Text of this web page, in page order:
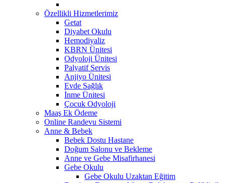
Özellikli Hizmetlerimiz
Getat
Diyabet Okulu
Hemodiyaliz
KBRN Ünitesi
Odyoloji Ünitesi
Palyatif Servis
Anjiyo Ünitesi
Evde Sağlık
İnme Ünitesi
Çocuk Odyoloji
Maaş Ek Ödeme
Online Randevu Sistemi
Anne & Bebek
Bebek Dostu Hastane
Doğum Salonu ve Bekleme
Anne ve Gebe Misafirhanesi
Gebe Okulu
Gebe Okulu Uzaktan Eğitim